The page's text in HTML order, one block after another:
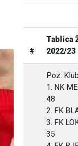
#
Tablica
2022/23
Poz.
1. NK
48
2. FK
3. FK
35